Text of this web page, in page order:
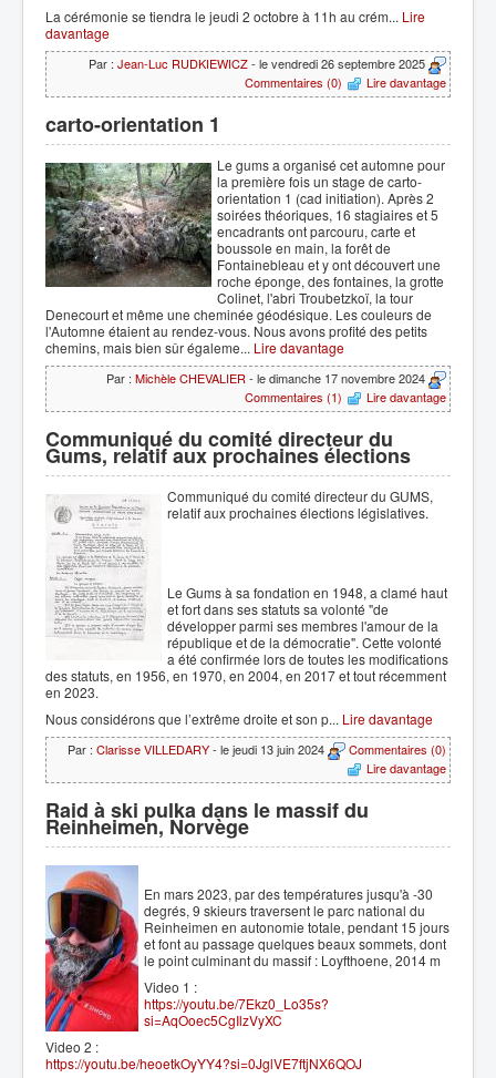
La cérémonie se tiendra le jeudi 2 octobre à 11h au crém... Lire
davantage
Par : Jean-Luc RUDKIEWICZ- le vendredi 26 septembre 2025
Commentaires (0)
Lire davantage
carto-orientation 1
Le gums a organisé cet automne pour
la première fois un stage de carto-
orientation 1 (cad initiation). Après 2
soirées théoriques, 16 stagiaires et 5
encadrants ont parcouru, carte et
boussole en main, la forêt de
Fontainebleau et y ont découvert une
roche éponge, des fontaines, la grotte
Colinet, l'abri Troubetzkoï, la tour
Denecourt et même une cheminée géodésique. Les couleurs de
l'Automne étaient au rendez-vous. Nous avons profité des petits
chemins, mais bien sûr égaleme... Lire davantage
Par : Michèle CHEVALIER - le dimanche 17 novembre 2024
Commentaires (1)
Lire davantage
Communiqué du comité directeur du
Gums, relatif aux prochaines élections
Communiqué du comité directeur du GUMS,
relatif aux prochaines élections législatives.
Le Gums à sa fondation en 1948, a clamé haut
et fort dans ses statuts sa volonté "de
développer parmi ses membres l'amour de la
république et de la démocratie". Cette volonté
a été confirmée lors de toutes les modifications
des statuts, en 1956, en 1970, en 2004, en 2017 et tout récemment
en 2023.
Nous considérons que l’extrême droite et son p... Lire davantage
Par : Clarisse VILLEDARY- le jeudi 13 juin 2024
Commentaires (0)
Lire davantage
Raid à ski pulka dans le massif du
Reinheimen, Norvège
En mars 2023, par des températures jusqu'à -30
degrés, 9 skieurs traversent le parc national du
Reinheimen en autonomie totale, pendant 15 jours
et font au passage quelques beaux sommets, dont
le point culminant du massif : Loyfthoene, 2014 m
Video 1 :
https://youtu.be/7Ekz0_Lo35s?
si=AqOoec5CgIlzVyXC
Video 2 :
https://youtu.be/heoetkOyYY4?si=0JglVE7ftjNX6QOJ